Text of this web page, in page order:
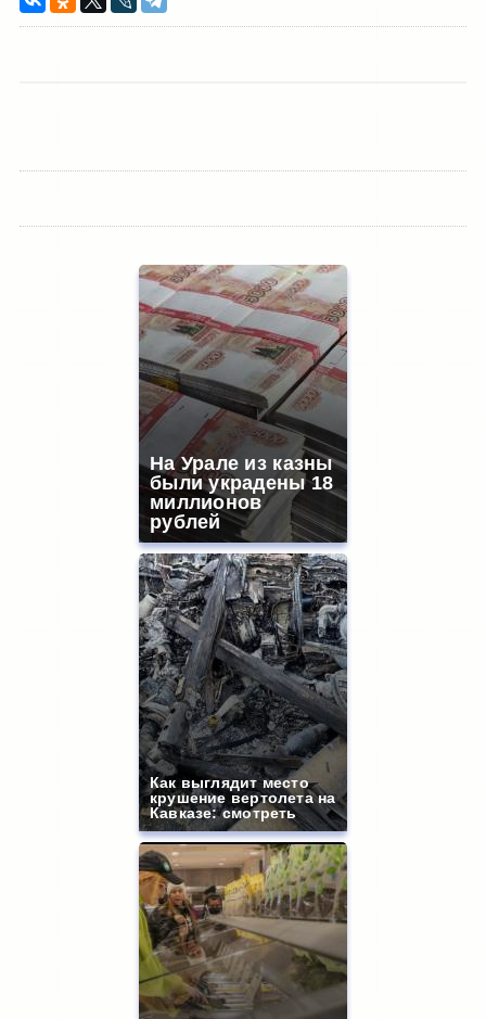
На Урале из казны
были украдены 18
миллионов
рублей
Как выглядит место
крушение вертолета на
Кавказе: смотреть